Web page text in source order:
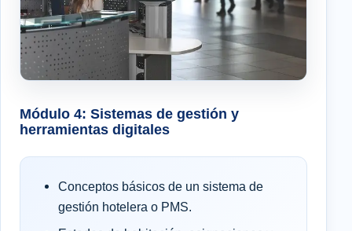
Módulo 4: Sistemas de gestión y
herramientas digitales
Conceptos básicos de un sistema de
gestión hotelera o PMS.